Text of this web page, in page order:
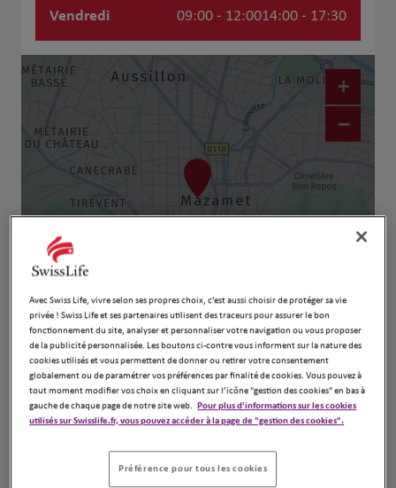
Vendredi 09:00 - 12:0014:00 - 17:30
+
−
Leaflet | Map ©2026 HERE
Naviguer Itinéraire
Avec Swiss Life, vivre selon ses propres choix, c’est aussi choisir de protéger sa vie
privée ! Swiss Life et ses partenaires utilisent des traceurs pour assurer le bon
fonctionnement du site, analyser et personnaliser votre navigation ou vous proposer
de la publicité personnalisée. Les boutons ci-contre vous informent sur la nature des
cookies utilisés et vous permettent de donner ou retirer votre consentement
globalement ou de paramétrer vos préférences par finalité de cookies. Vous pouvez à
tout moment modifier vos choix en cliquant sur l’icône "gestion des cookies" en bas à
gauche de chaque page de notre site web. Pour plus d'informations sur les cookies
utilisés sur Swisslife.fr, vous pouvez accéder à la page de "gestion des cookies".
Préférence pour tous les cookies